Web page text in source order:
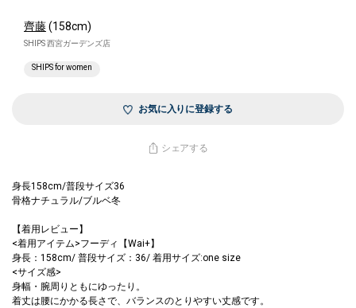
齊藤(158cm)
SHIPS 西宮ガーデンズ店
SHIPS for women
お気に入りに登録する
シェアする
身長158cm/普段サイズ36
骨格ナチュラル/ブルベ冬
【着用レビュー】
<着用アイテム>フーディ【Wai+】
身長：158cm/ 普段サイズ：36/ 着用サイズ:one size
<サイズ感>
身幅・腕周りともにゆったり。
着丈は腰にかかる長さで、バランスのとりやすい丈感です。